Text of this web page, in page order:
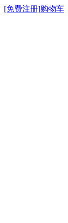
[免费注册]购物车